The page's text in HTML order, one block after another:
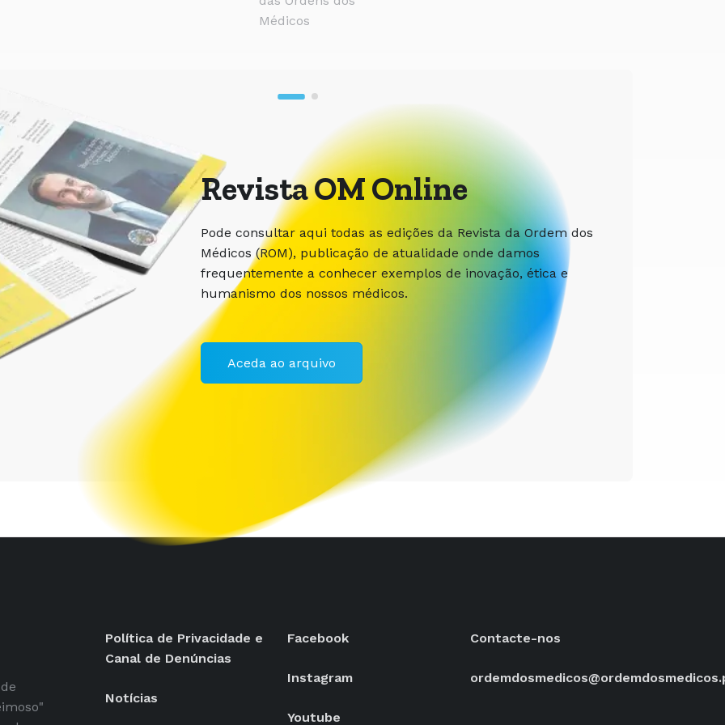
Revista OM Online
Pode consultar aqui todas as edições da Revista da Ordem dos
Médicos (ROM), publicação de atualidade onde damos
frequentemente a conhecer exemplos de inovação, ética e
humanismo dos nossos médicos.
Aceda ao arquivo
Política de Privacidade e
Canal de Denúncias
Notícias
Facebook
Instagram
Youtube
Contacte-nos